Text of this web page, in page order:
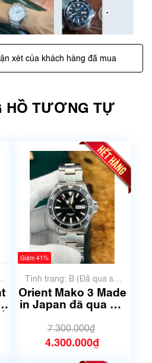
xét của khách hàng đã mua
HỒ TƯƠNG TỰ
Giảm 41%
Tình trạng: B (Đã qua sử
dụng, hàng đẹp, có chút
xước dăm)
Orient Mako 3 Made
in Japan đã qua sử
7.300.000₫
4.300.000₫